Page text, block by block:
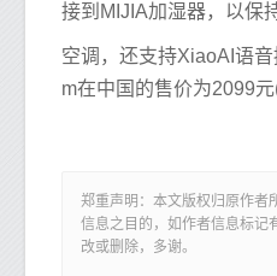
接到MIJIA加湿器，以保
空调，还支持XiaoAI语
m在中国的售价为2099元
郑重声明：本文版权归原作者
信息之目的，如作者信息标记
改或删除，多谢。